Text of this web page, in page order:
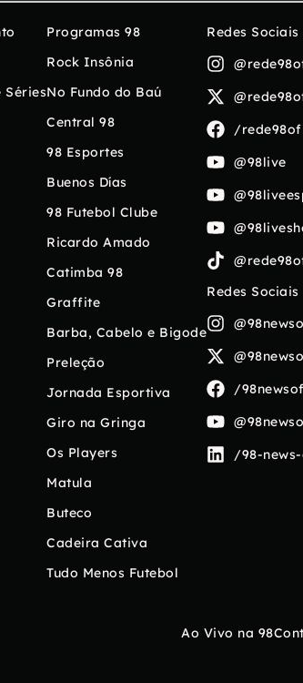
Séries
Programas 98
Rock Insônia
No Fundo do Baú
Central 98
98 Esportes
Buenos Días
98 Futebol Clube
Ricardo Amado
Catimba 98
Graffite
Barba, Cabelo e Bigode
Preleção
Jornada Esportiva
Giro na Gringa
Os Players
Matula
Buteco
Cadeira Cativa
Tudo Menos Futebol
Redes Sociais
/
@98live
Redes Sociais
/
/98-
Ao Vivo na 98